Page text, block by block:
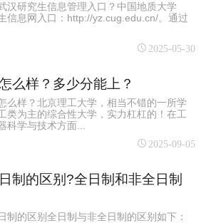
汉研究生信息管理入口？中国地质大学
信息网入口：http://yz.cug.edu.cn/。通过
2025-05-30
么样？多少分能上？
么样？北京理工大学，相当不错的一所学
类为主的综合性大学，实力杠杠的！在工
科学与技术方面...
2025-09-05
制的区别?全日制和非全日制
制的区别全日制与非全日制的区别如下：